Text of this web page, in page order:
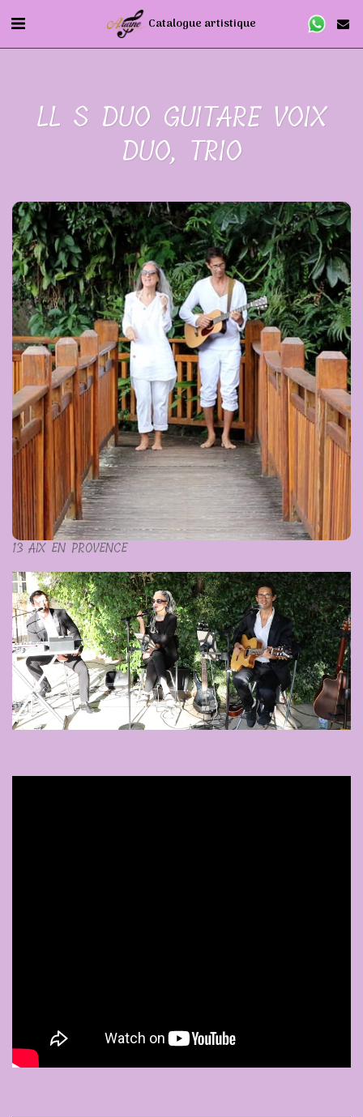
Catalogue artistique
LL S DUO GUITARE VOIX
DUO, TRIO
13 AIX EN PROVENCE